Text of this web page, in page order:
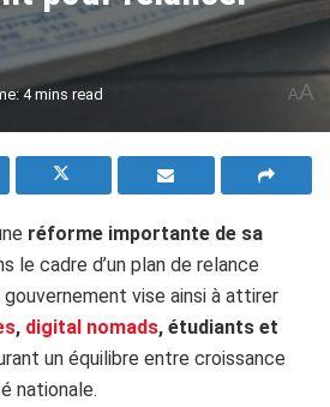
4 mins read AA
réforme importante de sa
le cadre d’un plan de relance
vise ainsi à attirer
, digital nomads, étudiants et
un équilibre entre croissance
nationale.